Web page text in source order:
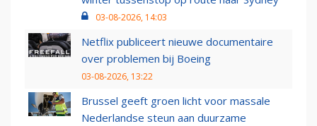
03-08-2026, 14:03
Netflix publiceert nieuwe documentaire
over problemen bij Boeing
03-08-2026, 13:22
Brussel geeft groen licht voor massale
Nederlandse steun aan duurzame